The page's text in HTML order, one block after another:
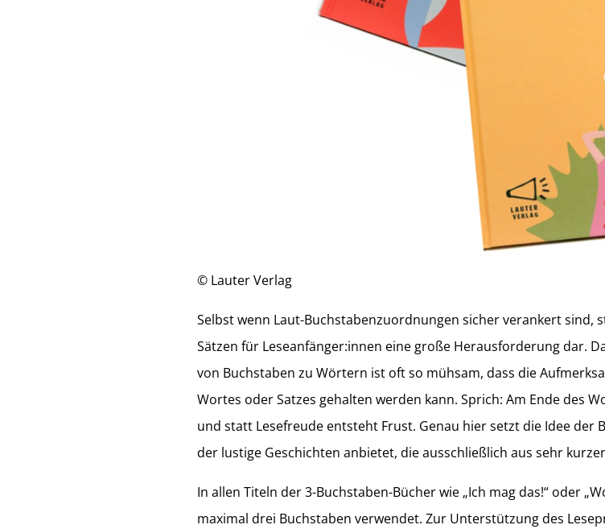
© Lauter Verlag
Selbst wenn Laut-Buchstabenzuordnungen sicher verankert sind,
Sätzen für Leseanfänger:innen eine große Herausforderung dar.
von Buchstaben zu Wörtern ist oft so mühsam, dass die
Wortes oder Satzes gehalten werden kann. Sprich: Am Ende des
und statt Lesefreude entsteht Frust. Genau hier setzt die Idee der
der lustige Geschichten anbietet, die ausschließlich aus sehr
In allen Titeln der 3-Buchstaben-Bücher wie „Ich mag das!“ oder
maximal drei Buchstaben verwendet. Zur Unterstützung des